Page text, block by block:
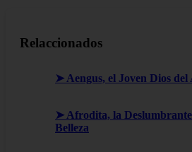
Relaccionados
➤ Aengus, el Joven Dios
➤ Afrodita, la
Belleza